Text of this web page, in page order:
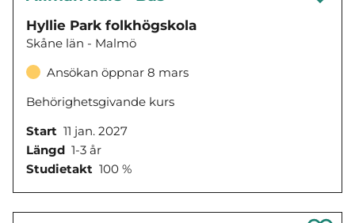
Hyllie Park folkhögskola
Skåne län - Malmö
Ansökan öppnar 8 mars
Behörighetsgivande kurs
Start 11 jan. 2027
Längd 1-3 år
Studietakt 100 %